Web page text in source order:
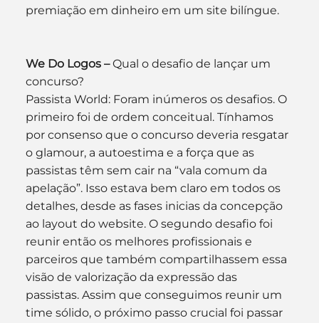
premiação em dinheiro em um site bilíngue.
We Do Logos – Qual o desafio de lançar um
concurso?
Passista World: Foram inúmeros os desafios. O
primeiro foi de ordem conceitual. Tínhamos
por consenso que o concurso deveria resgatar
o glamour, a autoestima e a força que as
passistas têm sem cair na “vala comum da
apelação”. Isso estava bem claro em todos os
detalhes, desde as fases inicias da concepção
ao layout do website. O segundo desafio foi
reunir então os melhores profissionais e
parceiros que também compartilhassem essa
visão de valorização da expressão das
passistas. Assim que conseguimos reunir um
time sólido, o próximo passo crucial foi passar